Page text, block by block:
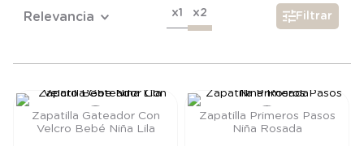
Relevancia x1 x2 Filtrar
Zapatilla Gateador Con
Velcro Bebé Niña Lila
Zapatilla Primeros Pasos
Niña Rosada
6
8.
saco
saco dormir
10. accesorios